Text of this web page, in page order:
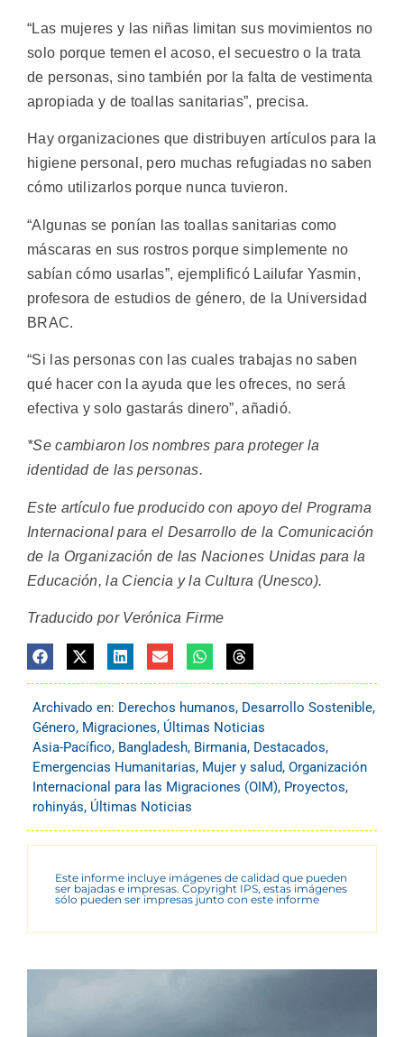
“Las mujeres y las niñas limitan sus movimientos no
solo porque temen el acoso, el secuestro o la trata
de personas, sino también por la falta de vestimenta
apropiada y de toallas sanitarias”, precisa.
Hay organizaciones que distribuyen artículos para la
higiene personal, pero muchas refugiadas no saben
cómo utilizarlos porque nunca tuvieron.
“Algunas se ponían las toallas sanitarias como
máscaras en sus rostros porque simplemente no
sabían cómo usarlas”, ejemplificó Lailufar Yasmin,
profesora de estudios de género, de la Universidad
BRAC.
“Si las personas con las cuales trabajas no saben
qué hacer con la ayuda que les ofreces, no será
efectiva y solo gastarás dinero”, añadió.
*Se cambiaron los nombres para proteger la
identidad de las personas.
Este artículo fue producido con apoyo del Programa
Internacional para el Desarrollo de la Comunicación
de la Organización de las Naciones Unidas para la
Educación, la Ciencia y la Cultura (Unesco).
Traducido por Verónica Firme
Archivado en: Derechos humanos, Desarrollo Sostenible,
Género, Migraciones, Últimas Noticias
Asia-Pacífico, Bangladesh, Birmania, Destacados,
Emergencias Humanitarias, Mujer y salud, Organización
Internacional para las Migraciones (OIM), Proyectos,
rohinyás, Últimas Noticias
Este informe incluye imágenes de calidad que pueden
ser bajadas e impresas. Copyright IPS, estas imágenes
sólo pueden ser impresas junto con este informe